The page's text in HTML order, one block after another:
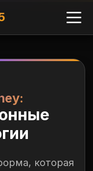
которая